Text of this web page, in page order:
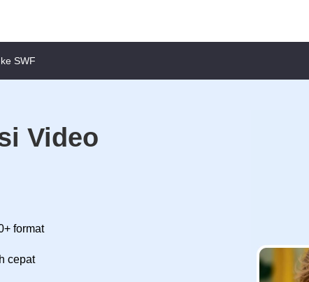
SWF
Video
format
cepat